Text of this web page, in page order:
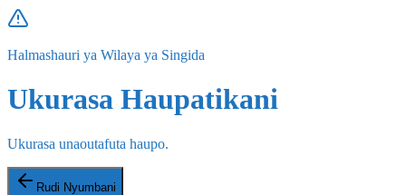
Halmashauri ya Wilaya ya Singida
Ukurasa Haupatikani
Ukurasa unaoutafuta haupo.
Rudi Nyumbani